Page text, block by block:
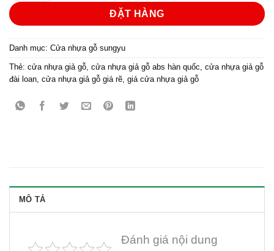
ĐẶT HÀNG
Danh mục: Cửa nhựa gỗ sungyu
Thẻ: cửa nhựa giả gỗ, cửa nhựa giả gỗ abs hàn quốc, cửa nhựa giả gỗ
đài loan, cửa nhựa giả gỗ giá rẽ, giá cửa nhựa giả gỗ
MÔ TẢ
Đánh giá nội dung